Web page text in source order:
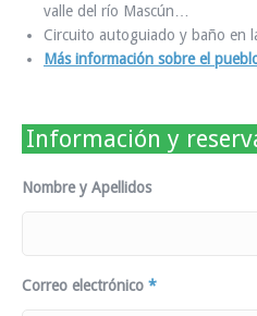
valle del río Mascún…
Circuito autoguiado y baño en
Más información sobre el
Información y
Nombre y Apellidos
Correo electrónico *